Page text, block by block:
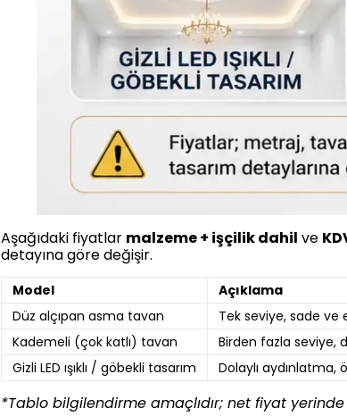
Aşağıdaki fiyatlar malzeme + işçilik dahil ve
detayına göre değişir.
Model Açıklama
Düz alçıpan asma tavan
Tek seviye, sade ve
Kademeli (çok katlı) tavan
Birden fazla seviye,
Gizli LED ışıklı / göbekli tasarım
Dolaylı
*Tablo bilgilendirme amaçlıdır; net fiyat yerinde